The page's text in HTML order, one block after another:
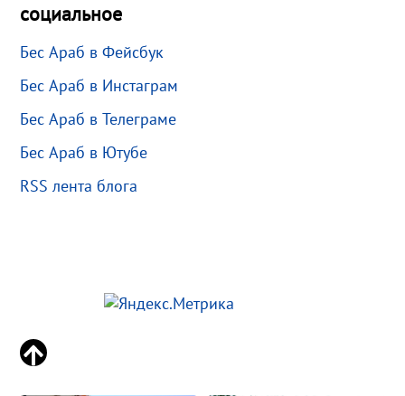
социальное
Бес Араб в Фейсбук
Бес Араб в Инстаграм
Бес Араб в Телеграме
Бес Араб в Ютубе
RSS лента блога